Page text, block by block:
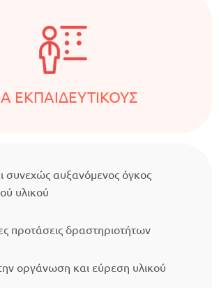
EKΠΑΙΔΕΥΤΙΚΟΥΣ
συνεχώς αυξανόμενος όγκος
υλικού
προτάσεις δραστηριοτήτων
οργάνωση και εύρεση υλικού